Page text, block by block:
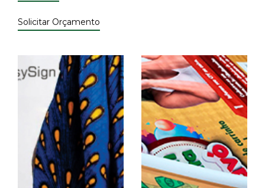
Solicitar Orçamento